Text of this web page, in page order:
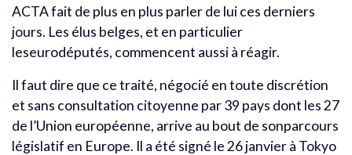
ACTA fait de plus en plus parler de lui ces derniers
jours. Les élus belges, et en particulier
leseurodéputés, commencent aussi à réagir.
Il faut dire que ce traité, négocié en toute discrétion
et sans consultation citoyenne par 39 pays dont les 27
de l’Union européenne, arrive au bout de sonparcours
législatif en Europe. Il a été signé le 26 janvier à Tokyo